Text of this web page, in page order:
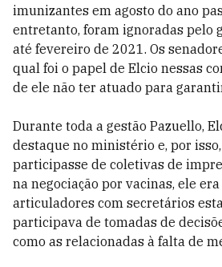
imunizantes em agosto do ano
entretanto, foram ignoradas pelo
até fevereiro de 2021. Os
qual foi o papel de Elcio nessas
de ele não ter atuado para
Durante toda a gestão Pazuello,
destaque no ministério e, por
participasse de coletivas de
na negociação por vacinas, ele
articuladores com secretários
participava de tomadas de
como as relacionadas à falta de